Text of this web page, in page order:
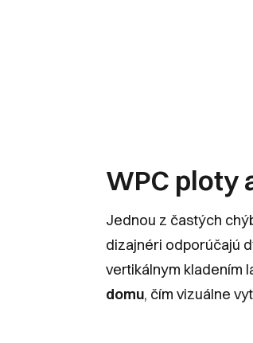
WPC ploty
Jednou z častých
dizajnéri odporúčajú
vertikálnym kladením
domu, čím vizuálne